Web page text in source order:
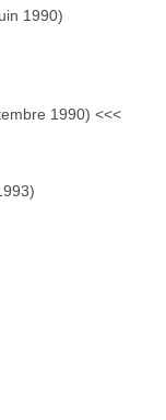
1990)
1990) <<<